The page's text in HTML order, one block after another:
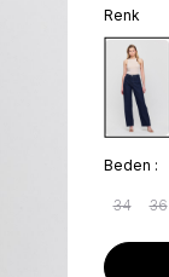
Renk
Beden :
34 36